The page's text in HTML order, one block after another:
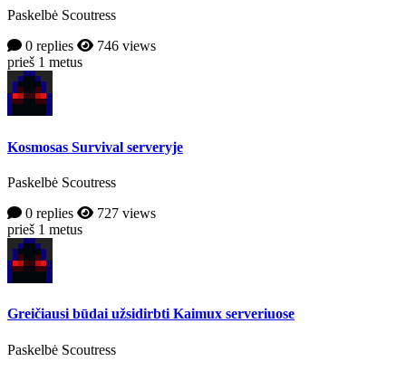
Paskelbė Scoutress
0 replies
746 views
prieš 1 metus
Kosmosas Survival serveryje
Paskelbė Scoutress
0 replies
727 views
prieš 1 metus
Greičiausi būdai užsidirbti Kaimux serveriuose
Paskelbė Scoutress